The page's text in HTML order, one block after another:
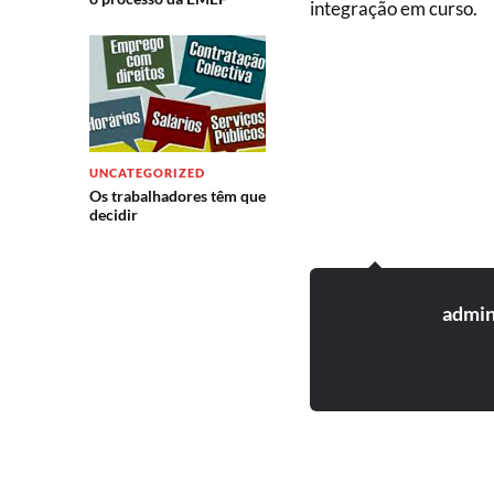
UNCATEGORIZED
Os trabalhadores têm que
decidir
integração em curso.